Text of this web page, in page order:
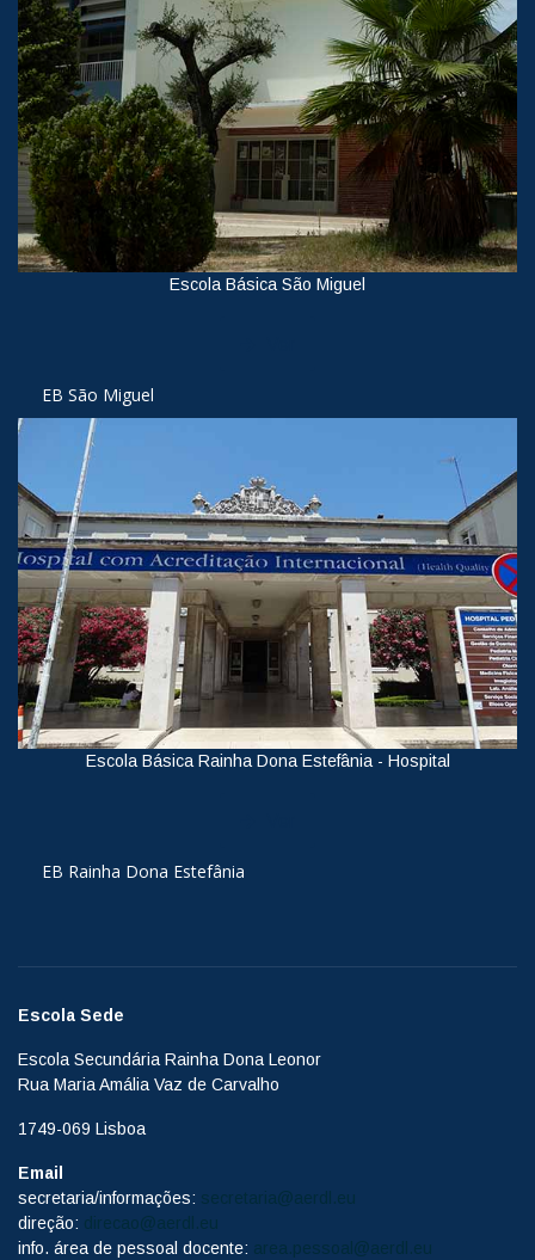
Escola Básica São Miguel
EB São Miguel
Escola Básica Rainha Dona Estefânia - Hospital
EB Rainha Dona Estefânia
Escola Sede
Escola Secundária Rainha Dona Leonor
Rua Maria Amália Vaz de Carvalho
1749-069 Lisboa
Email
secretaria/informações: secretaria@aerdl.eu
direção: direcao@aerdl.eu
info. área de pessoal docente: area.pessoal@aerdl.eu